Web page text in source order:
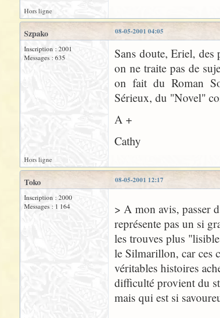
Hors ligne
08-05-2001 04:05
Szpako
Inscription : 2001
Messages : 635
Sans doute, Eriel, des
on ne traite pas de
on fait du Roman
Sérieux, du "Novel"
A +
Cathy
Hors ligne
08-05-2001 12:17
Toko
Inscription : 2000
Messages : 1 164
> A mon avis, passer
représente pas un si
les trouves plus
le Silmarillon, car ces
véritables histoires
difficulté provient du
mais qui est si